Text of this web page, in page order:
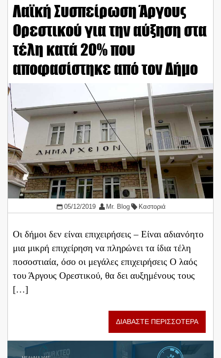
Λαϊκή Συσπείρωση Άργους
Ορεστικού για την αύξηση στα
τέλη κατά 20% που
αποφασίστηκε από τον Δήμο
05/12/2019 Mr. Blog Καστοριά
Οι δήμοι δεν είναι επιχειρήσεις – Είναι αδιανόητο
μια μικρή επιχείρηση να πληρώνει τα ίδια τέλη
ποσοστιαία, όσο οι μεγάλες επιχειρήσεις Ο λαός
του Άργους Ορεστικού, θα δει αυξημένους τους
[…]
ΔΙΑΒΑΣΤΕ ΠΕΡΙΣΣΟΤΕΡΑ